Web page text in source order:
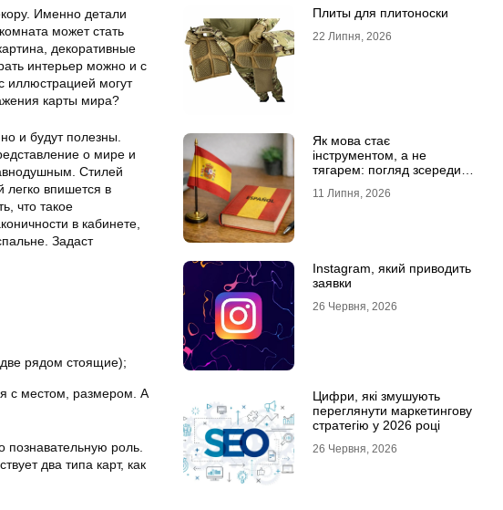
Именно детали
может стать
декоративные
интерьер можно и с
иллюстрацией могут
карты мира?
и будут полезны.
о мире и
Стилей
легко впишется в
что такое
в кабинете,
Задаст
рядом стоящие);
с местом, размером. А
познавательную роль.
два типа карт, как
Плиты для плитоноски
22 Липня, 2026
Як мова стає
інструментом, а не
тягарем: погляд зсередини
11 Липня, 2026
Instagram, який приводить
заявки
26 Червня, 2026
Цифри, які змушують
переглянути маркетингову
стратегію у 2026 році
26 Червня, 2026